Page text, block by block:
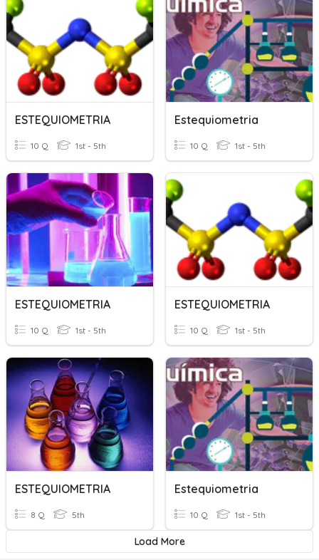
ESTEQUIOMETRIA
10 Q 1st - 5th
Estequiometria
10 Q 1st - 5th
ESTEQUIOMETRIA
10 Q 1st - 5th
ESTEQUIOMETRIA
10 Q 1st - 5th
ESTEQUIOMETRIA
8 Q 5th
Estequiometria
10 Q 1st - 5th
Load More